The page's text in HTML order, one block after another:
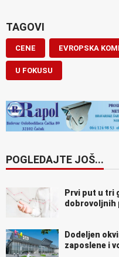
TAGOVI
CENE EVROPSKA
U FOKUSU
POGLEDAJTE JOŠ...
Prvi put u tri
dobrovoljnih
Dodeljen
zaposlene i